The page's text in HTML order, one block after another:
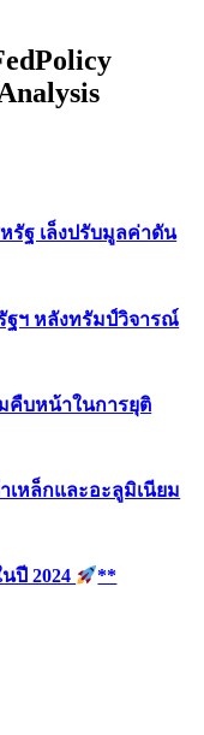
รัฐ เล็งปรับมูลค่าดัน
ฐฯ หลังทรัมป์วิจารณ์
คืบหน้าในการยุติ
เหล็กและอะลูมิเนียม
ปี 2024 **